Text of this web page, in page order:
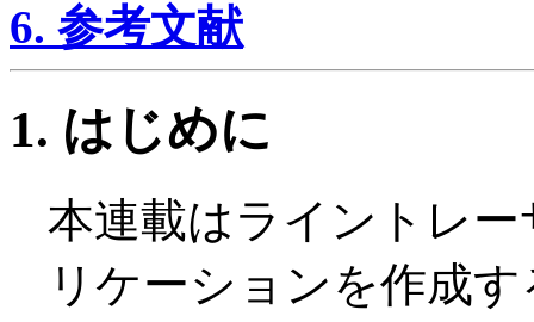
6. 参考文献
1. はじめに
本連載はライントレ
リケーションを作成